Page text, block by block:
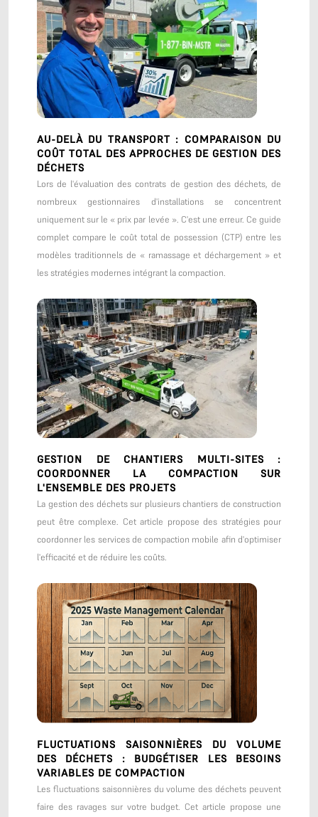
AU-DELÀ DU TRANSPORT : COMPARAISON DU
COÛT TOTAL DES APPROCHES DE GESTION DES
DÉCHETS
Lors de l'évaluation des contrats de gestion des déchets, de
nombreux gestionnaires d'installations se concentrent
uniquement sur le « prix par levée ». C'est une erreur. Ce guide
complet compare le coût total de possession (CTP) entre les
modèles traditionnels de « ramassage et déchargement » et
les stratégies modernes intégrant la compaction.
GESTION DE CHANTIERS MULTI-SITES :
COORDONNER LA COMPACTION SUR
L'ENSEMBLE DES PROJETS
La gestion des déchets sur plusieurs chantiers de construction
peut être complexe. Cet article propose des stratégies pour
coordonner les services de compaction mobile afin d'optimiser
l'efficacité et de réduire les coûts.
FLUCTUATIONS SAISONNIÈRES DU VOLUME
DES DÉCHETS : BUDGÉTISER LES BESOINS
VARIABLES DE COMPACTION
Les fluctuations saisonnières du volume des déchets peuvent
faire des ravages sur votre budget. Cet article propose une